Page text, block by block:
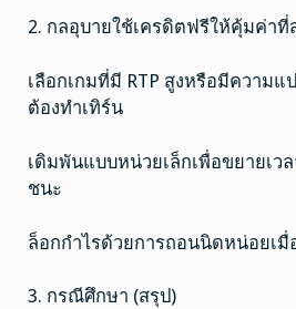
2. กลอุบายใช้เครดิตฟรีให้คุ้มค่าที่
เลือกเกมที่มี RTP สูงหรือมีความแ
ต้องทำเทิร์น
เดิมพันแบบหน่วยเล็กเพื่อขยายเว
ชนะ
ล็อกกำไรด้วยการถอนนิดหน่อยเมื่
3. กรณีศึกษา (สรุป)